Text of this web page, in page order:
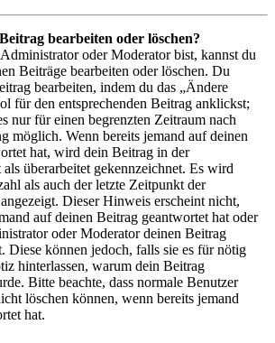
bearbeiten oder löschen?
oder Moderator bist, kannst du
Beiträge bearbeiten oder löschen. Du
bearbeiten, indem du das „Ändere
für den entsprechenden Beitrag anklickst;
nur für einen begrenzten Zeitraum nach
möglich. Wenn bereits jemand auf deinen
hat, wird dein Beitrag in der
als überarbeitet gekennzeichnet. Es wird
als auch der letzte Zeitpunkt der
Dieser Hinweis erscheint nicht,
auf deinen Beitrag geantwortet hat oder
oder Moderator deinen Beitrag
Diese können jedoch, falls sie es für nötig
hinterlassen, warum dein Beitrag
Bitte beachte, dass normale Benutzer
löschen können, wenn bereits jemand
hat.